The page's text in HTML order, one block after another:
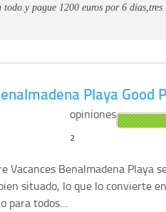
pague 1200 euros por 6 dias,tres
Playa Good
2
opiniones
Vacances Benalmadena Playa
situado, lo que lo convierte
para todos…